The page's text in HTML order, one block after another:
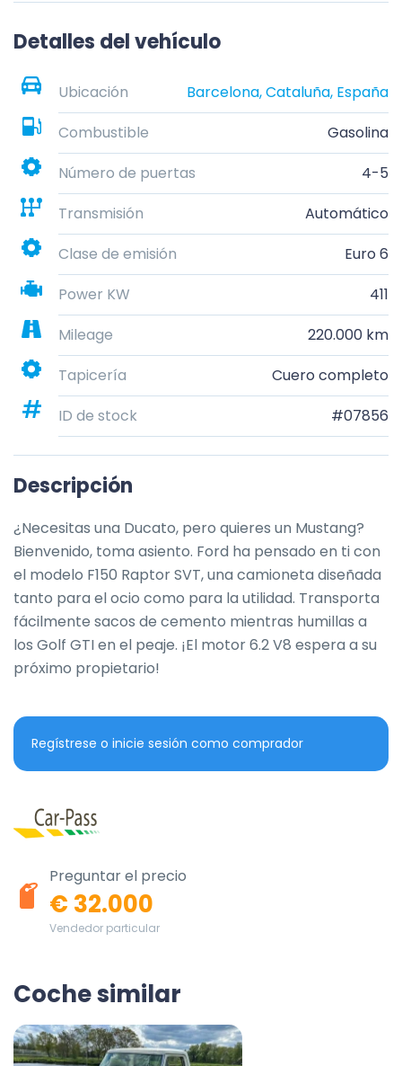
Detalles del vehículo
Ubicación
Barcelona, Cataluña, España
Combustible
Gasolina
Número de puertas
4-5
Transmisión
Automático
Clase de emisión
Euro 6
Power KW
411
Mileage
220.000 km
Tapicería
Cuero completo
ID de stock
#07856
Descripción
¿Necesitas una Ducato, pero quieres un Mustang?
Bienvenido, toma asiento. Ford ha pensado en ti con
el modelo F150 Raptor SVT, una camioneta diseñada
tanto para el ocio como para la utilidad. Transporta
fácilmente sacos de cemento mientras humillas a
los Golf GTI en el peaje. ¡El motor 6.2 V8 espera a su
próximo propietario!
Regístrese o inicie sesión como comprador
Preguntar el precio
€ 32.000
Vendedor particular
Coche similar